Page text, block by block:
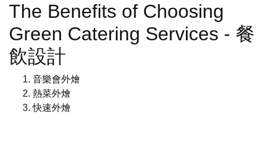
The Benefits of Choosing
Green Catering Services - 餐
飲設計
音樂會外燴
熱菜外燴
快速外燴